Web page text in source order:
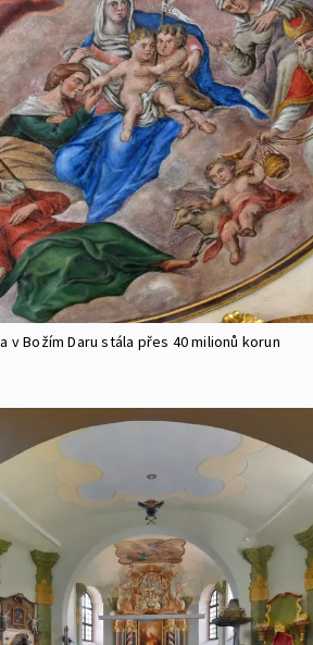
Božím Daru stála přes 40 milionů korun